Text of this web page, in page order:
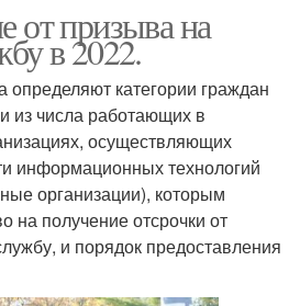
от призыва на
в 2022.
категории граждан
из числа работающих в
осуществляющих
информационных технологий
организации), которым
на получение отсрочки от
и порядок предоставления